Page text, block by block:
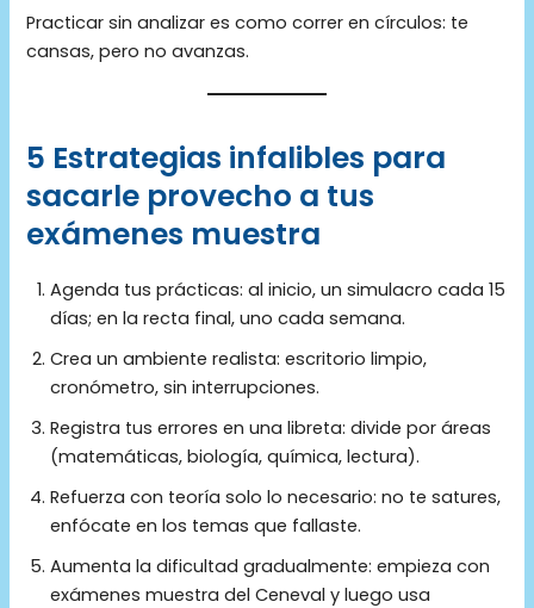
Practicar sin analizar es como correr en círculos: te
cansas, pero no avanzas.
5 Estrategias infalibles para
sacarle provecho a tus
exámenes muestra
Agenda tus prácticas: al inicio, un simulacro cada 15
días; en la recta final, uno cada semana.
Crea un ambiente realista: escritorio limpio,
cronómetro, sin interrupciones.
Registra tus errores en una libreta: divide por áreas
(matemáticas, biología, química, lectura).
Refuerza con teoría solo lo necesario: no te satures,
enfócate en los temas que fallaste.
Aumenta la dificultad gradualmente: empieza con
exámenes muestra del Ceneval y luego usa